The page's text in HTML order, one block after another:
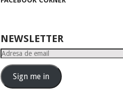
NEWSLETTER
Adresa
emailSign me in